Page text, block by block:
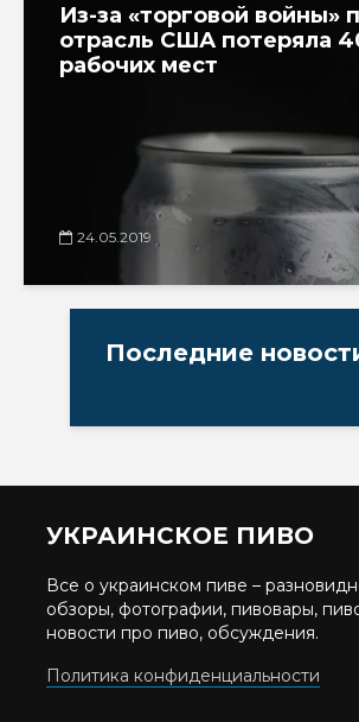
Из-за «торговой войны»
отрасль США потеряла
рабочих мест
24.05.2019
Последние
УКРАИНСКОЕ ПИВО
Все о украинском пиве –
обзоры, фотографии, пивовары,
новости про пиво, обсуждения.
Политика конфиденциальности